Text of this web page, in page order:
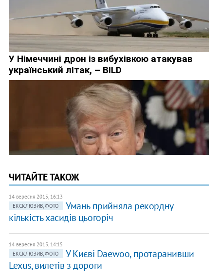
ЧИТАЙТЕ ТАКОЖ
14 вересня 2015, 16:13
ЕКСКЛЮЗИВ, ФОТО
Умань прийняла рекордну
кількість хасидів цьогоріч
14 вересня 2015, 14:15
ЕКСКЛЮЗИВ, ФОТО
У Києві Daewoo, протаранивши
Lexus, вилетів з дороги